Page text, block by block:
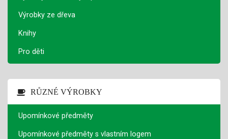
Výrobky ze dřeva
Knihy
Pro děti
RŮZNÉ VÝROBKY
Upomínkové předměty
Upomínkové předměty s vlastním logem